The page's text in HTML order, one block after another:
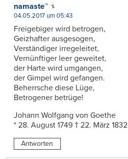
namaste™
04.05.2017 um 05:43
Freigebiger wird betrogen,
Geizhafter ausgesogen,
Verständiger irregeleitet,
Vernünftiger leer geweitet,
der Harte wird umgangen,
der Gimpel wird gefangen.
Beherrsche diese Lüge,
Betrogener betrüge!
Johann Wolfgang von Goethe
* 28. August 1749 † 22. März 1832
Antworten